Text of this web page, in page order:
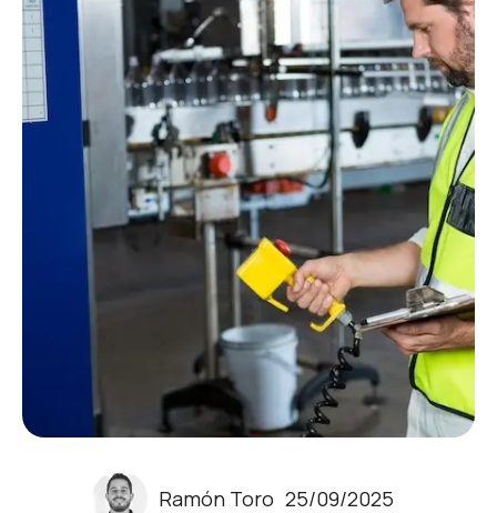
Ramón Toro 25/09/2025